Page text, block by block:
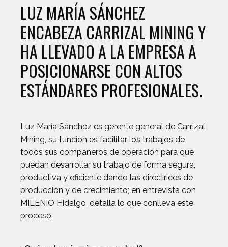
LUZ MARÍA SÁNCHEZ
ENCABEZA CARRIZAL MINING Y
HA LLEVADO A LA EMPRESA A
POSICIONARSE CON ALTOS
ESTÁNDARES PROFESIONALES.
Luz María Sánchez es gerente general de Carrizal
Mining, su función es facilitar los trabajos de
todos sus compañeros de operación para que
puedan desarrollar su trabajo de forma segura,
productiva y eficiente dando las directrices de
producción y de crecimiento; en entrevista con
MILENIO Hidalgo, detalla lo que conlleva este
proceso.